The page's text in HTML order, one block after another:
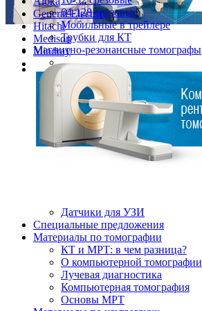
General Electric
Hitachi
Medison
Mindray
64-128 срезовые
Мобильные в трейлере
Трубки для КТ
Магнитно-резонансные томографы
Датчики для УЗИ
Cпециальные предложения
Материалы по томографии
КТ и МРТ: в чем разница?
О компьютерной томографии
Лучевая диагностика
Компьютерная томография
Основы МРТ